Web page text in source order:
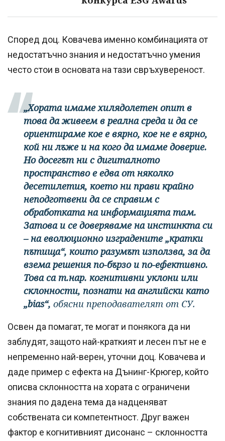
Според доц. Ковачева именно комбинацията от
недостатъчно знания и недостатъчно умения
често стои в основата на тази свръхувереност.
„Хората имаме хилядолетен опит в
това да живеем в реална среда и да се
ориентираме кое е вярно, кое не е вярно,
кой ни лъже и на кого да имаме доверие.
Но досегът ни с дигиталното
пространство е едва от няколко
десетилетия, което ни прави крайно
неподготвени да се справим с
обработката на информацията там.
Затова и се доверяваме на инстинкта си
– на еволюционно изградените „кратки
пътища“, които разумът използва, за да
взема решения по-бързо и по-ефективно.
Това са т.нар. когнитивни уклони или
склонности, познати на английски като
„bias“, обясни преподавателят от СУ.
Освен да помагат, те могат и понякога да ни
заблудят, защото най-краткият и лесен път не е
непременно най-верен, уточни доц. Ковачева и
даде пример с ефекта на Дънинг-Крюгер, който
описва склонността на хората с ограничени
знания по дадена тема да надценяват
собствената си компетентност. Друг важен
фактор е когнитивният дисонанс – склонността